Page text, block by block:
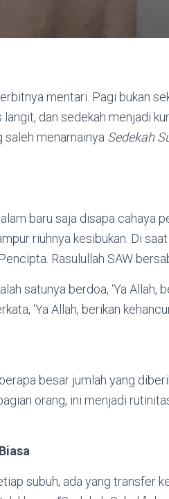
mentari. Pagi bukan
dan sedekah menjadi
saleh menamainya Sedekah
baru saja disapa cahaya
riuhnya kesibukan. Di
Rasulullah SAW
satunya berdoa, ‘Ya Allah,
‘Ya Allah, berikan
besar jumlah yang
orang, ini menjadi
subuh, ada yang transfer